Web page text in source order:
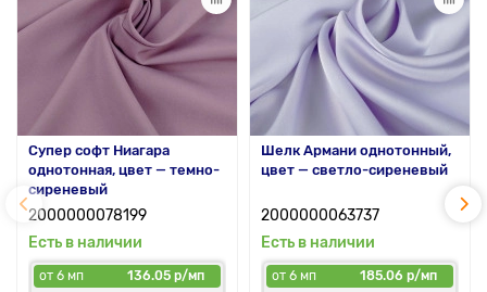
Супер софт Ниагара
однотонная, цвет — темно-
сиреневый
2000000078199
Есть в наличии
от 6 мп
136.05 р/мп
Шелк Армани однотонный,
цвет — светло-сиреневый
2000000063737
Есть в наличии
от 6 мп
185.06 р/мп